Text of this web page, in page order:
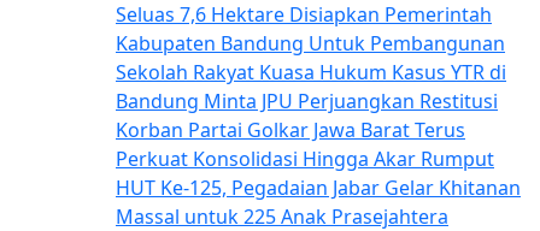
Seluas 7,6 Hektare Disiapkan Pemerintah
Kabupaten Bandung Untuk Pembangunan
Sekolah Rakyat Kuasa Hukum Kasus YTR di
Bandung Minta JPU Perjuangkan Restitusi
Korban Partai Golkar Jawa Barat Terus
Perkuat Konsolidasi Hingga Akar Rumput
HUT Ke-125, Pegadaian Jabar Gelar Khitanan
Massal untuk 225 Anak Prasejahtera